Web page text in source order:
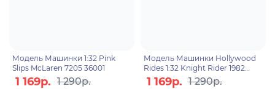
Модель Машинки 1:32 Pink
Slips McLaren 7205 36001
1 169р. 1 290р.
Модель Машинки Hollywood
Rides 1:32 Knight Rider 1982
Pontiac Trans AM 31116
1 169р. 1 290р.